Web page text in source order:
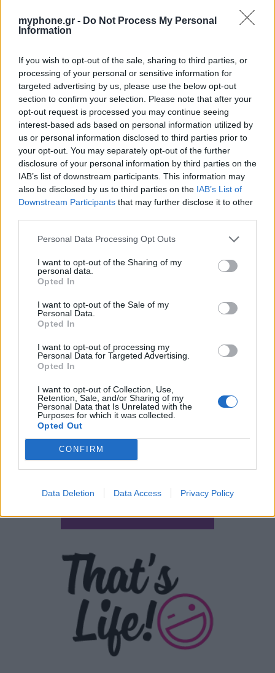
myphone.gr - Do Not Process My Personal
Information
If you wish to opt-out of the sale, sharing to third parties, or
processing of your personal or sensitive information for
targeted advertising by us, please use the below opt-out
section to confirm your selection. Please note that after your
opt-out request is processed you may continue seeing
interest-based ads based on personal information utilized by
us or personal information disclosed to third parties prior to
your opt-out. You may separately opt-out of the further
disclosure of your personal information by third parties on the
IAB’s list of downstream participants. This information may
also be disclosed by us to third parties on the IAB’s List of
Downstream Participants that may further disclose it to other
Personal Data Processing Opt Outs
I want to opt-out of the Sharing of my
personal data.
Opted In
I want to opt-out of the Sale of my
Personal Data.
Opted In
I want to opt-out of processing my
Personal Data for Targeted Advertising.
Opted In
I want to opt-out of Collection, Use,
Retention, Sale, and/or Sharing of my
Personal Data that Is Unrelated with the
Purposes for which it was collected.
Opted Out
CONFIRM
Data Deletion Data Access Privacy Policy
smartwatches
By
Η πιο ταξιδιάρικη βαλίτσα του φετινού
καλοκαιριού έχει την υπογραφή της Xiaomi
ByΓΙΏΡΓΟΣ ΓΡΊΒΑΣ 6 ημέρες ago
Η Vodafone στηρίζει τους συνδρομητές της στο
Ρέθυμνο
ByΓΙΏΡΓΟΣ ΓΡΊΒΑΣ 31 Ιουλίου, 2026
update huawei
design iPhone gaming tablet smartphones
ΣΎΝΔΕΣΜΟΙ